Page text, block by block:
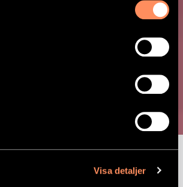
Visa detaljer
med rostade grönsaker
Serveras med rostad
Energi 477 kJ,